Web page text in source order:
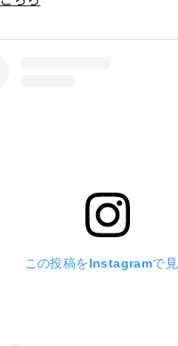
この投稿をInstagramで見